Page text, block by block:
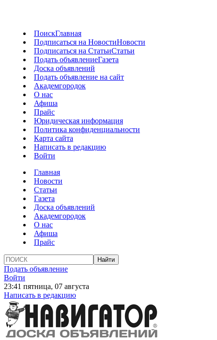
ПоискГлавная
Подписаться на НовостиНовости
Подписаться на СтатьиСтатьи
Подать объявлениеГазета
Доска объявлений
Подать объявление на сайт
Академгородок
О нас
Афиша
Прайс
Юридическая информация
Политика конфиденциальности
Карта сайта
Написать в редакцию
Войти
Главная
Новости
Статьи
Газета
Доска объявлений
Академгородок
О нас
Афиша
Прайс
Подать объявление
Войти
23:41 пятница, 07 августа
Написать в редакцию